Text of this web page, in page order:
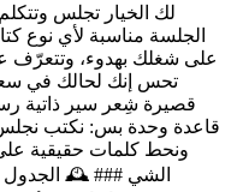
لك الخيار تجلس
الجلسة مناسبة لأي نوع
على شغلك بهدوء، وتتعرّف
تحس إنك لحالك في
قصيرة شِعر سير ذاتية
قاعدة وحدة بس: نكتب نجلس
ونحط كلمات حقيقية